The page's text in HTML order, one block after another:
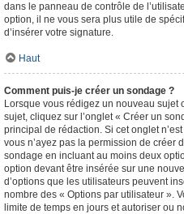
dans le panneau de contrôle de
option, il ne vous sera plus utile de
d’insérer votre signature.
Haut
Comment puis-je créer un sondage ?
Lorsque vous rédigez un nouveau sujet
sujet, cliquez sur l’onglet « Créer un
principal de rédaction. Si cet onglet
vous n’ayez pas la permission de créer
sondage en incluant au moins deux
option devant être insérée sur une
d’options que les utilisateurs peuvent
nombre des « Options par utilisateur ».
limite de temps en jours et autoriser ou